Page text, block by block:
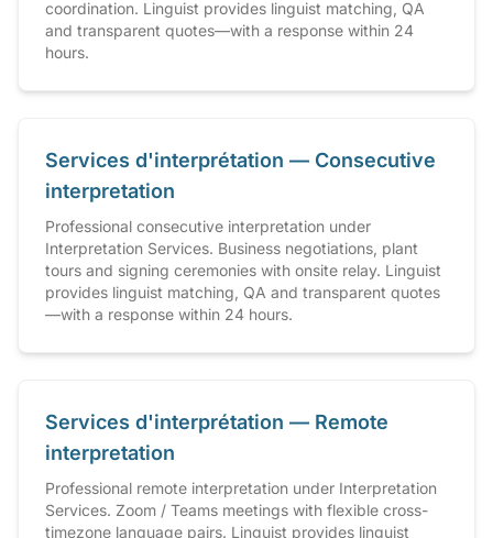
coordination. Linguist provides linguist matching, QA
and transparent quotes—with a response within 24
hours.
Services d'interprétation — Consecutive
interpretation
Professional consecutive interpretation under
Interpretation Services. Business negotiations, plant
tours and signing ceremonies with onsite relay. Linguist
provides linguist matching, QA and transparent quotes
—with a response within 24 hours.
Services d'interprétation — Remote
interpretation
Professional remote interpretation under Interpretation
Services. Zoom / Teams meetings with flexible cross-
timezone language pairs. Linguist provides linguist